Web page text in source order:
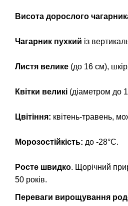
Висота дорослого
Чагарник пухкий із
Листя велике (до 16 см),
Квітки великі (діаметром до
Цвітіння: квітень-травень,
Морозостійкість: до -28°C.
Росте швидко. Щорічний
50 років.
Переваги вирощування